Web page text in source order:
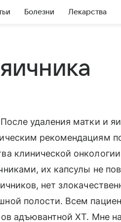
Болезни Лекарства
удаления матки и
рекомендациям
клинической
их капсулы не
нет
полости. Всем
адъювантной ХТ. Мне